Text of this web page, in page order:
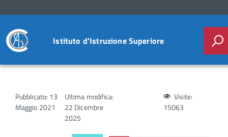
Istituto d'Istruzione Superiore
Pubblicato: 13
Maggio 2021
Ultima modifica:
22 Dicembre
2025
Visite:
15063